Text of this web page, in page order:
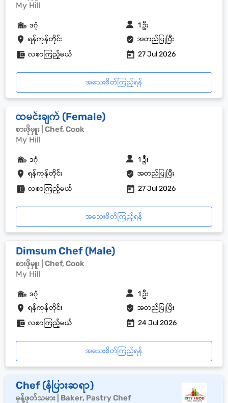
My Hill
ရန်ကုန်တိုင်း အတည်ပြုပြီး
ဒဂုံ 1 ဦး
လစာကြည့်မယ် 27 Jul 2026
အသေးစိတ်ကြည့်ရန်
ထမင်းချက် (Female)
စားဖိုမှူး | Chef, Cook
My Hill
ရန်ကုန်တိုင်း အတည်ပြုပြီး
ဒဂုံ 1 ဦး
လစာကြည့်မယ် 27 Jul 2026
အသေးစိတ်ကြည့်ရန်
Dimsum Chef (Male)
စားဖိုမှူး | Chef, Cook
My Hill
ရန်ကုန်တိုင်း အတည်ပြုပြီး
ဒဂုံ 1 ဦး
လစာကြည့်မယ် 24 Jul 2026
အသေးစိတ်ကြည့်ရန်
Chef (နံပြားဆရာ)
မုန့်ဖုတ်သမား | Baker, Pastry Chef